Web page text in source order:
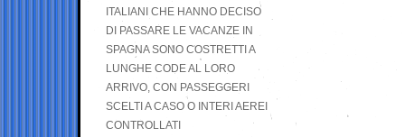
ITALIANI CHE HANNO DECISO
DI PASSARE LE VACANZE IN
SPAGNA SONO COSTRETTI A
LUNGHE CODE AL LORO
ARRIVO, CON PASSEGGERI
SCELTI A CASO O INTERI AEREI
CONTROLLATI